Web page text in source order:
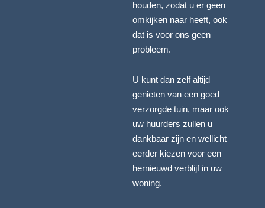
houden, zodat u er geen
omkijken naar heeft, ook
dat is voor ons geen
probleem.
U kunt dan zelf altijd
genieten van een goed
verzorgde tuin, maar ook
uw huurders zullen u
dankbaar zijn en wellicht
eerder kiezen voor een
hernieuwd verblijf in uw
woning.